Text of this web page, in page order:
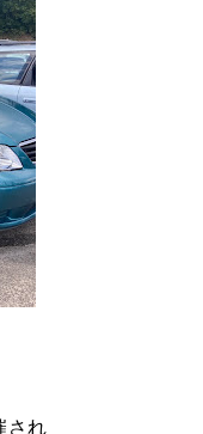
され